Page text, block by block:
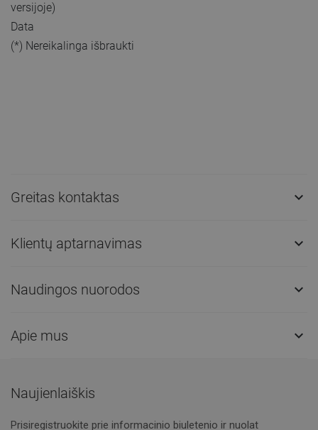
versijoje)
Data
(*) Nereikalinga išbraukti
Greitas kontaktas 
Klientų aptarnavimas 
Naudingos nuorodos 
Apie mus 
Naujienlaiškis
Prisiregistruokite prie informacinio biuletenio ir nuolat